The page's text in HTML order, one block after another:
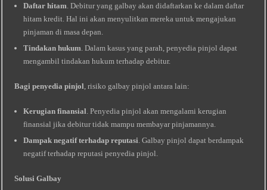
Daftar hitam. Debitur yang galbay akan didaftarkan ke dalam daftar
hitam kredit. Hal ini akan menyulitkan mereka untuk mengajukan
pinjaman di masa depan.
Tindakan hukum. Dalam kasus yang parah, penyedia pinjol dapat
mengambil tindakan hukum terhadap debitur.
Bagi penyedia pinjol, risiko galbay pinjol antara lain:
Kerugian finansial. Penyedia pinjol akan mengalami kerugian
finansial jika debitur tidak mampu membayar pinjamannya.
Dampak negatif terhadap reputasi. Galbay pinjol dapat berdampak
negatif terhadap reputasi penyedia pinjol.
Solusi Galbay